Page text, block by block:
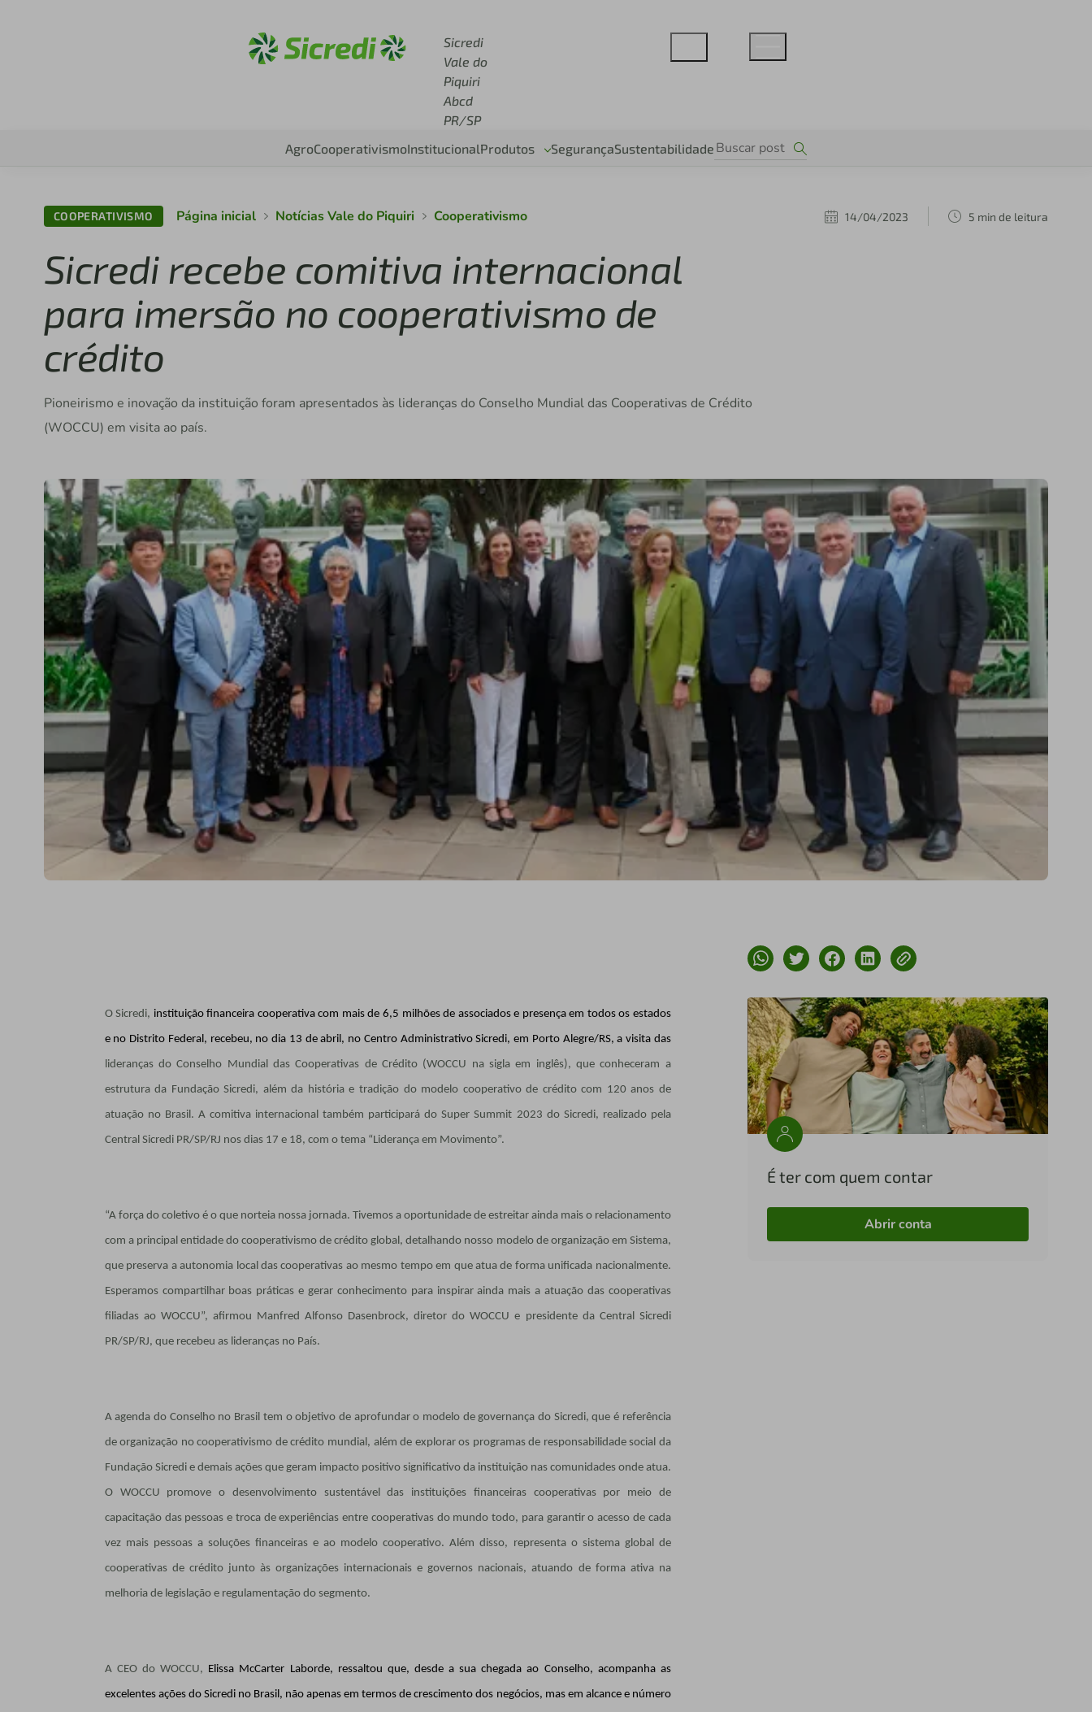
Sicredi
Vale do
Piquiri
Abcd
PR/SP
AgroCooperativismoInstitucionalProdutos SegurançaSustentabilidade
COOPERATIVISMO Página inicial Notícias Vale do Piquiri Cooperativismo 14/04/2023 5 min de leitura
Sicredi recebe comitiva internacional
para imersão no cooperativismo de
crédito
Pioneirismo e inovação da instituição foram apresentados às lideranças do Conselho Mundial das Cooperativas de Crédito
(WOCCU) em visita ao país.
O Sicredi, instituição financeira cooperativa com mais de 6,5 milhões de associados e presença em todos os estados
e no Distrito Federal, recebeu, no dia 13 de abril, no Centro Administrativo Sicredi, em Porto Alegre/RS, a visita das
lideranças do Conselho Mundial das Cooperativas de Crédito (WOCCU na sigla em inglês), que conheceram a
estrutura da Fundação Sicredi, além da história e tradição do modelo cooperativo de crédito com 120 anos de
atuação no Brasil. A comitiva internacional também participará do Super Summit 2023 do Sicredi, realizado pela
Central Sicredi PR/SP/RJ nos dias 17 e 18, com o tema “Liderança em Movimento”.
“A força do coletivo é o que norteia nossa jornada. Tivemos a oportunidade de estreitar ainda mais o relacionamento
com a principal entidade do cooperativismo de crédito global, detalhando nosso modelo de organização em Sistema,
que preserva a autonomia local das cooperativas ao mesmo tempo em que atua de forma unificada nacionalmente.
Esperamos compartilhar boas práticas e gerar conhecimento para inspirar ainda mais a atuação das cooperativas
filiadas ao WOCCU”, afirmou Manfred Alfonso Dasenbrock, diretor do WOCCU e presidente da Central Sicredi
PR/SP/RJ, que recebeu as lideranças no País.
A agenda do Conselho no Brasil tem o objetivo de aprofundar o modelo de governança do Sicredi, que é referência
de organização no cooperativismo de crédito mundial, além de explorar os programas de responsabilidade social da
Fundação Sicredi e demais ações que geram impacto positivo significativo da instituição nas comunidades onde atua.
O WOCCU promove o desenvolvimento sustentável das instituições financeiras cooperativas por meio de
capacitação das pessoas e troca de experiências entre cooperativas do mundo todo, para garantir o acesso de cada
vez mais pessoas a soluções financeiras e ao modelo cooperativo. Além disso, representa o sistema global de
cooperativas de crédito junto às organizações internacionais e governos nacionais, atuando de forma ativa na
melhoria de legislação e regulamentação do segmento.
A CEO do WOCCU, Elissa McCarter Laborde, ressaltou que, desde a sua chegada ao Conselho, acompanha as
excelentes ações do Sicredi no Brasil, não apenas em termos de crescimento dos negócios, mas em alcance e número
É ter com quem contar
Abrir conta